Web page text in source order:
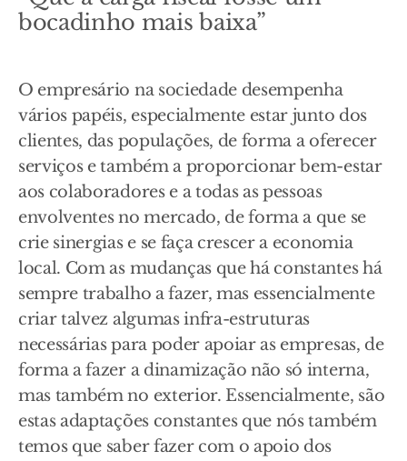
bocadinho mais baixa”
O empresário na sociedade desempenha
vários papéis, especialmente estar junto dos
clientes, das populações, de forma a oferecer
serviços e também a proporcionar bem-estar
aos colaboradores e a todas as pessoas
envolventes no mercado, de forma a que se
crie sinergias e se faça crescer a economia
local. Com as mudanças que há constantes há
sempre trabalho a fazer, mas essencialmente
criar talvez algumas infra-estruturas
necessárias para poder apoiar as empresas, de
forma a fazer a dinamização não só interna,
mas também no exterior. Essencialmente, são
estas adaptações constantes que nós também
temos que saber fazer com o apoio dos